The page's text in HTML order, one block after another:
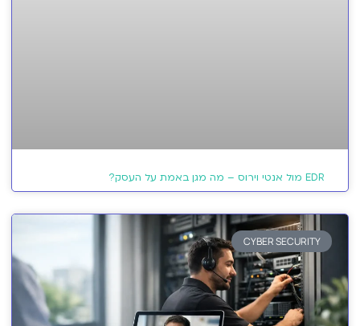
EDR מול אנטי וירוס – מה מגן באמת על העסק?
CYBER SECURITY